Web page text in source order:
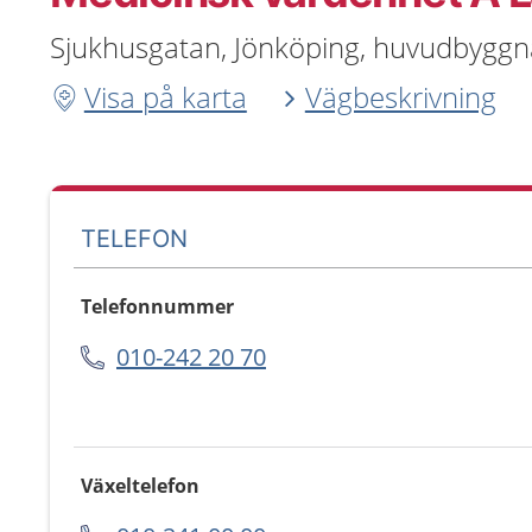
Sjukhusgatan, Jönköping,
Visa på karta
Vägbeskrivning
TELEFON
Telefonnummer
010-242 20 70
Växeltelefon